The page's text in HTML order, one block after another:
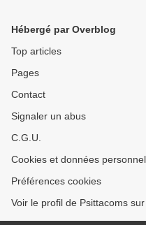
Hébergé par Overblog
Top articles
Pages
Contact
Signaler un abus
C.G.U.
Cookies et données
Préférences cookies
Voir le profil de Psittacoms